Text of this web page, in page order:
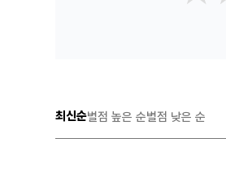
최신순별점 높은 순별점 낮은 순